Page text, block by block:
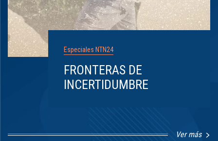
Especiales NTN24
FRONTERAS DE
INCERTIDUMBRE
Ver más